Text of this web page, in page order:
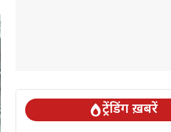
ट्रेंडिंग ख़बरें